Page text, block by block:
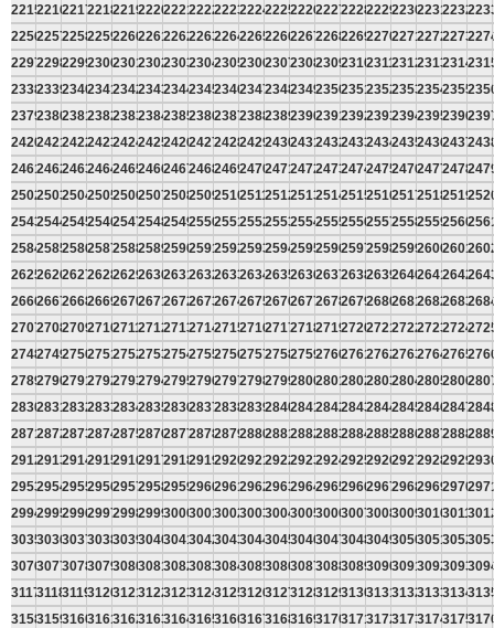
221522162217221822192220222122222223222422252226222722282229223022312232
225622572258225922602261226222632264226522662267226822692270227122722273
229722982299230023012302230323042305230623072308230923102311231223132314
233823392340234123422343234423452346234723482349235023512352235323542355
237923802381238223832384238523862387238823892390239123922393239423952396
242024212422242324242425242624272428242924302431243224332434243524362437
246124622463246424652466246724682469247024712472247324742475247624772478
250225032504250525062507250825092510251125122513251425152516251725182519
254325442545254625472548254925502551255225532554255525562557255825592560
258425852586258725882589259025912592259325942595259625972598259926002601
262526262627262826292630263126322633263426352636263726382639264026412642
266626672668266926702671267226732674267526762677267826792680268126822683
270727082709271027112712271327142715271627172718271927202721272227232724
274827492750275127522753275427552756275727582759276027612762276327642765
278927902791279227932794279527962797279827992800280128022803280428052806
283028312832283328342835283628372838283928402841284228432844284528462847
287128722873287428752876287728782879288028812882288328842885288628872888
291229132914291529162917291829192920292129222923292429252926292729282929
295329542955295629572958295929602961296229632964296529662967296829692970
299429952996299729982999300030013002300330043005300630073008300930103011
303530363037303830393040304130423043304430453046304730483049305030513052
307630773078307930803081308230833084308530863087308830893090309130923093
311731183119312031213122312331243125312631273128312931303131313231333134
315831593160316131623163316431653166316731683169317031713172317331743175